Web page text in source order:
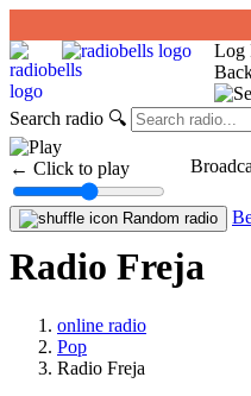
Log
Search radio 🔍
← Click to play
Random radio
Radio Freja
online radio
Pop
Radio Freja